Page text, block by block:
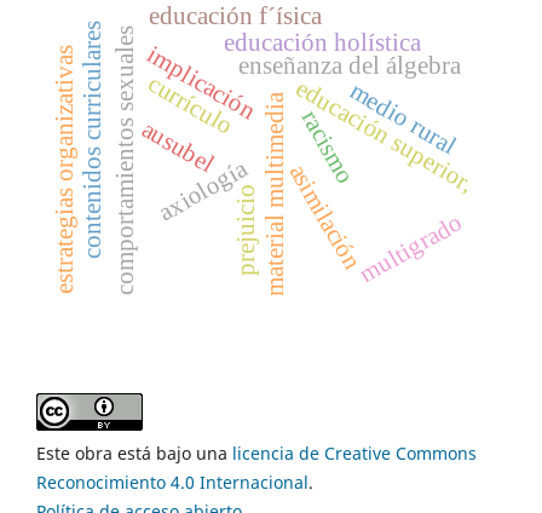
currículo
implicación
axiologíamaterial multimedia
enseñanza del álgebra
comportamientos sexuales educación holística
contenidos curriculares educación superior,
educación f´ísica
estrategias organizativas asimilación
racismo
prejuicio
ausubel medio rural
multigrado
Este obra está bajo una licencia de Creative Commons
Reconocimiento 4.0 Internacional.